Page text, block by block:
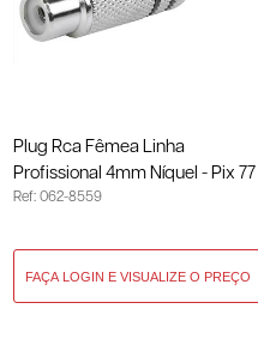
Plug Rca Fêmea Linha
Profissional 4mm Níquel - Pix 77
Ref: 062-8559